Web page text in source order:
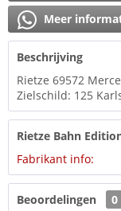
Meer
Beschrijving
Rietze 69572
Zielschild: 125
Rietze Bahn
Fabrikant info:
Beoordelingen
0